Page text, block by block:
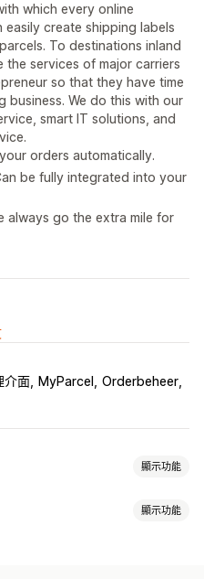
which every online
easily create shipping labels
To destinations inland
the services of major carriers
so that they have time
We do this with our
smart IT solutions, and
orders automatically.
be fully integrated into your
always go the extra mile for
介面 MyParcel
Orderbeheer
顯示功能
顯示功能